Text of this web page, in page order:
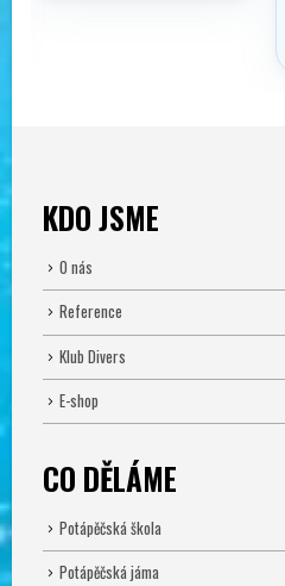
KDO JSME
O nás
Reference
Klub Divers
E-shop
CO DĚLÁME
Potápěčská škola
Potápěčská jáma